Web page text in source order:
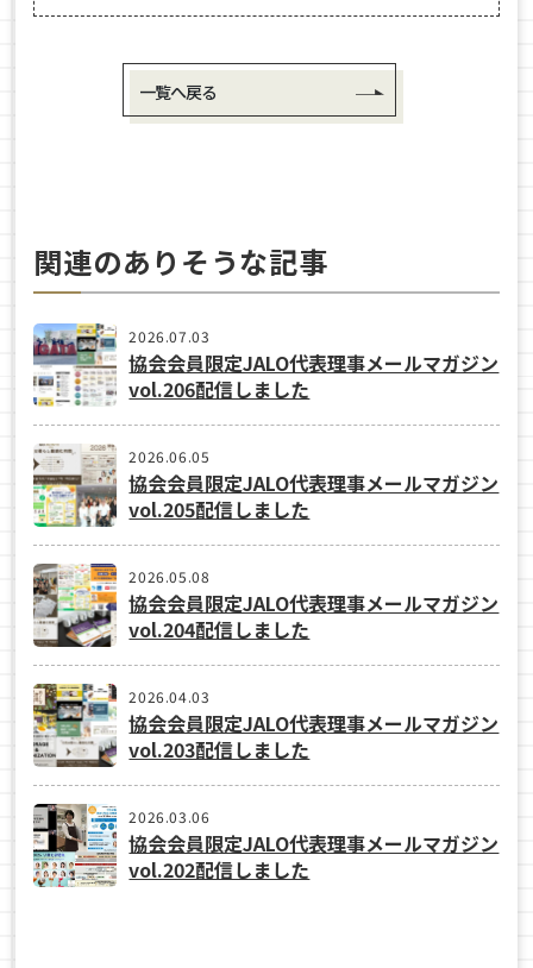
一覧へ戻る
関連のありそうな記事
2026.07.03
協会会員限定JALO代表理事メールマガジン
vol.206配信しました
2026.06.05
協会会員限定JALO代表理事メールマガジン
vol.205配信しました
2026.05.08
協会会員限定JALO代表理事メールマガジン
vol.204配信しました
2026.04.03
協会会員限定JALO代表理事メールマガジン
vol.203配信しました
2026.03.06
協会会員限定JALO代表理事メールマガジン
vol.202配信しました